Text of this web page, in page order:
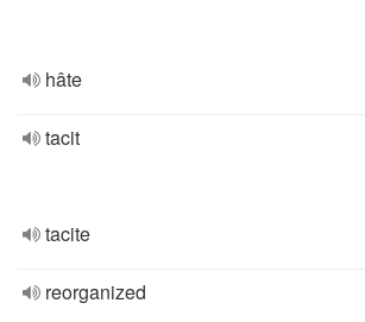
hâte
tacit
tacite
reorganized